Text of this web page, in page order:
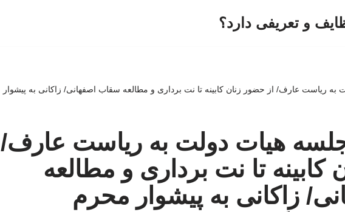
و تعریفی دارد؟
به ریاست عارف/ از حضور زنان کابینه تا نت برداری و مطالعه سقاب اصفهانی/ زاکانی به پیشوار
هیات دولت به ریاست عارف/
کابینه تا نت برداری و مطالعه
زاکانی به پیشوار محرم